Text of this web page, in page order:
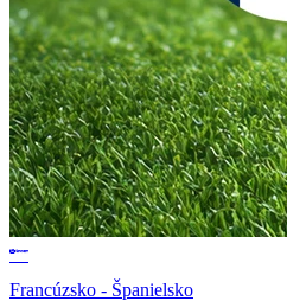
Francúzsko - Španielsko